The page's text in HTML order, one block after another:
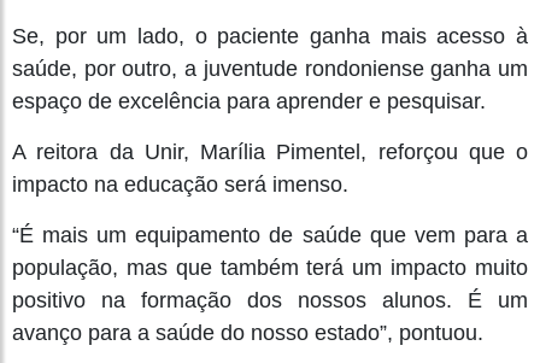
Se, por um lado, o paciente ganha mais acesso à
saúde, por outro, a juventude rondoniense ganha um
espaço de excelência para aprender e pesquisar.
A reitora da Unir, Marília Pimentel, reforçou que o
impacto na educação será imenso.
“É mais um equipamento de saúde que vem para a
população, mas que também terá um impacto muito
positivo na formação dos nossos alunos. É um
avanço para a saúde do nosso estado”, pontuou.